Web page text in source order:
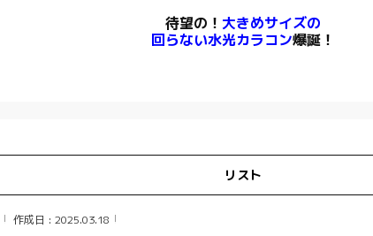
待望の！ 大きめサイズの
回らない水光カラコン爆誕！
リスト
作成日 : 2025.03.18